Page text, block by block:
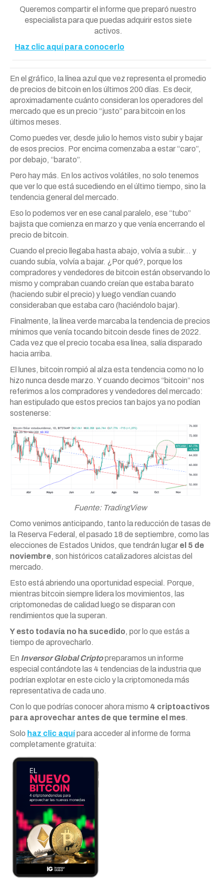
Queremos compartir el informe que preparó nuestro
especialista para que puedas adquirir estos siete
activos.
Haz clic aquí para conocerlo
En el gráfico, la línea azul que vez representa el promedio
de precios de bitcoin en los últimos 200 días. Es decir,
aproximadamente cuánto consideran los operadores del
mercado que es un precio “justo” para bitcoin en los
últimos meses.
Como puedes ver, desde julio lo hemos visto subir y bajar
de esos precios. Por encima comenzaba a estar “caro”,
por debajo, “barato”.
Pero hay más. En los activos volátiles, no solo tenemos
que ver lo que está sucediendo en el último tiempo, sino la
tendencia general del mercado.
Eso lo podemos ver en ese canal paralelo, ese “tubo”
bajista que comienza en marzo y que venía encerrando el
precio de bitcoin.
Cuando el precio llegaba hasta abajo, volvía a subir… y
cuando subía, volvía a bajar. ¿Por qué?, porque los
compradores y vendedores de bitcoin están observando lo
mismo y compraban cuando creían que estaba barato
(haciendo subir el precio) y luego vendían cuando
consideraban que estaba caro (haciéndolo bajar).
Finalmente, la línea verde marcaba la tendencia de precios
mínimos que venía tocando bitcoin desde fines de 2022.
Cada vez que el precio tocaba esa línea, salía disparado
hacia arriba.
El lunes, bitcoin rompió al alza esta tendencia como no lo
hizo nunca desde marzo. Y cuando decimos “bitcoin” nos
referimos a los compradores y vendedores del mercado:
han estipulado que estos precios tan bajos ya no podían
sostenerse:
Fuente: TradingView
Como venimos anticipando, tanto la reducción de tasas de
la Reserva Federal, el pasado 18 de septiembre, como las
elecciones de Estados Unidos, que tendrán lugar el 5 de
noviembre, son históricos catalizadores alcistas del
mercado.
Esto está abriendo una oportunidad especial. Porque,
mientras bitcoin siempre lidera los movimientos, las
criptomonedas de calidad luego se disparan con
rendimientos que la superan.
Y esto todavía no ha sucedido, por lo que estás a
tiempo de aprovecharlo.
En Inversor Global Criptopreparamos un informe
especial contándote las 4 tendencias de la industria que
podrían explotar en este ciclo y la criptomoneda más
representativa de cada uno.
Con lo que podrías conocer ahora mismo 4 criptoactivos
para aprovechar antes de que termine el mes.
Solo haz clic aquípara acceder al informe de forma
completamente gratuita: